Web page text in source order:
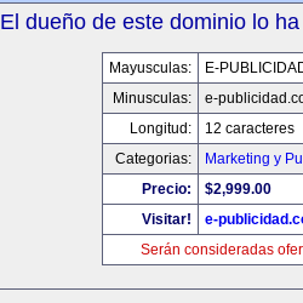
El dueño de este dominio lo
Mayusculas:
E-
Minusculas:
e-
Longitud:
12 caracteres
Categorias:
Marketing y
Precio:
$2,999.00
Visitar!
e-
Serán consideradas